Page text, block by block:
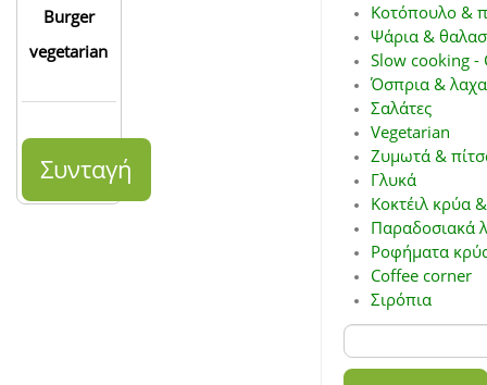
Burger
vegetarian
Συνταγή
Κοτόπουλο &
Ψάρια &
Slow cooking -
Όσπρια &
Σαλάτες
Vegetarian
Ζυμωτά &
Γλυκά
Κοκτέιλ κρύα
Παραδοσιακά
Ροφήματα
Coffee corner
Σιρόπια